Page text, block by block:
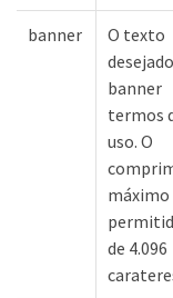
banner
O texto
banner
termos
uso. O
máximo
de 4.096